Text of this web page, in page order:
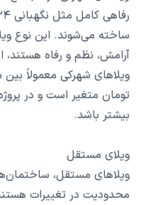
ساخته می‌شوند. این نوع
آرامش، نظم و رفاه
تومان متغیر است و در
بیشتر باشد.
ویلای مستقل
ویلاهای مستقل،
محدودیت در تغییرات